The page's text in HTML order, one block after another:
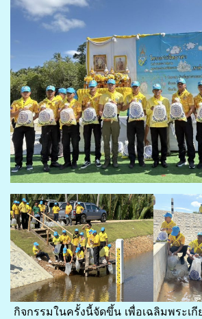
กิจกรรมในครั้งนี้จัดขึ้น เพื่อเฉลิมพระเ